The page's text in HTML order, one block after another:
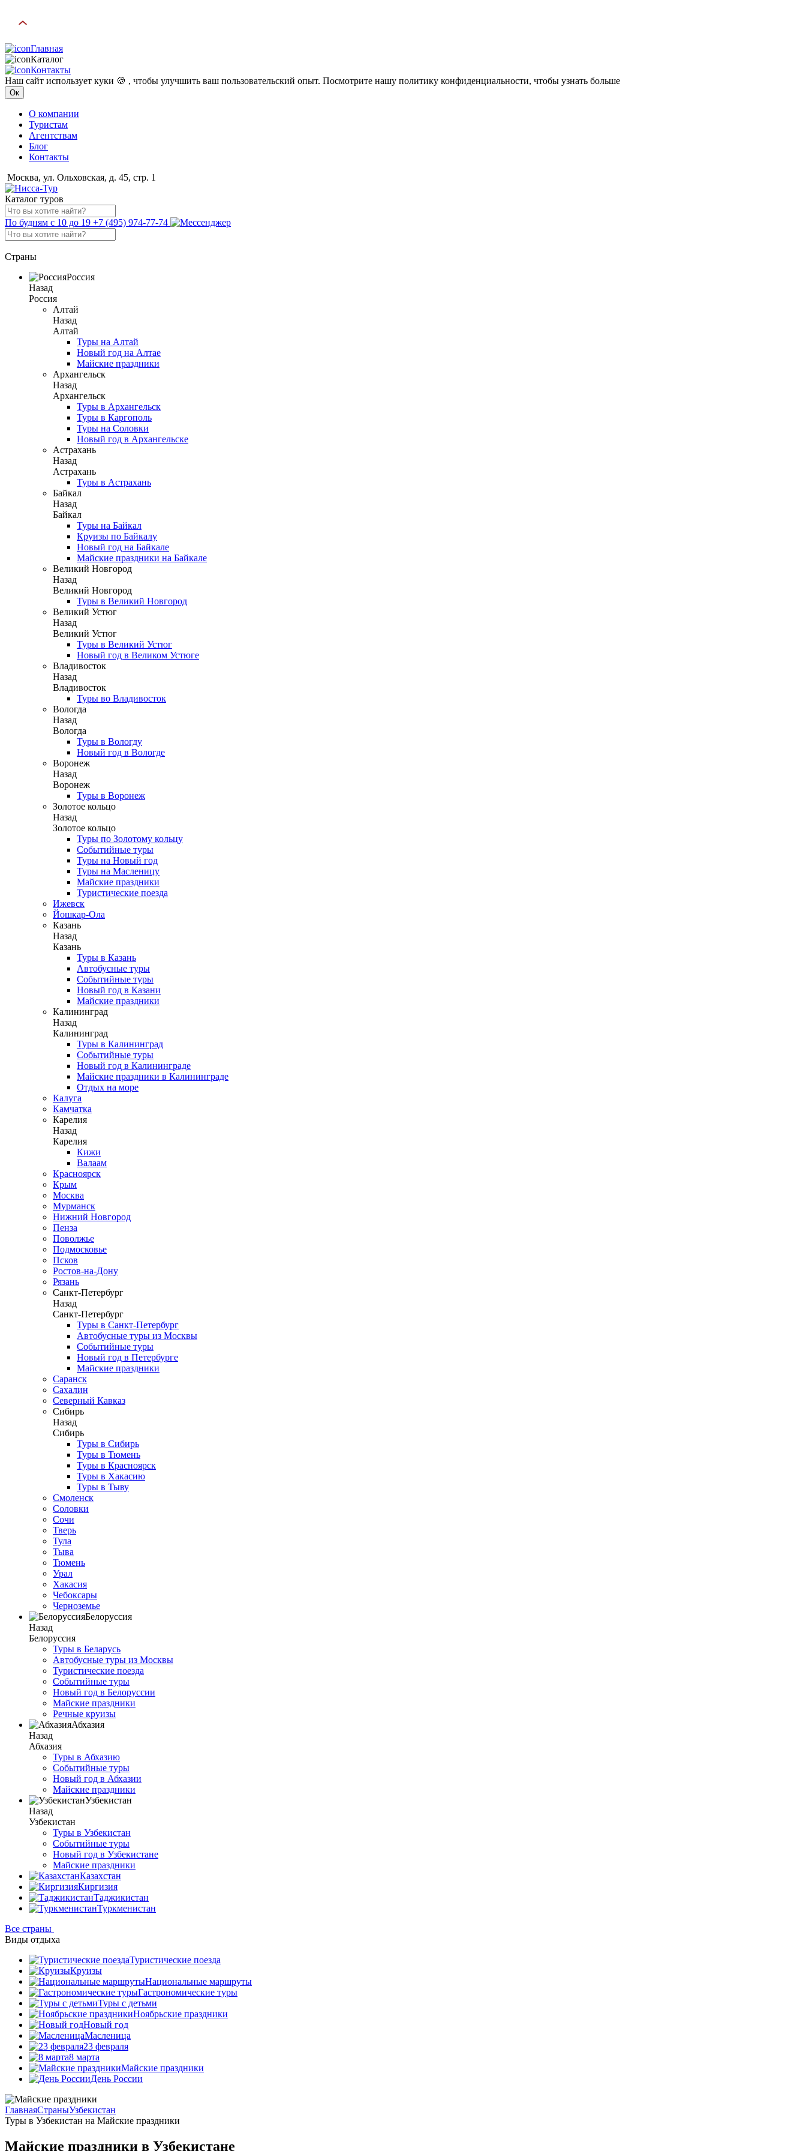
Главная
Каталог
Контакты
Наш сайт использует куки 🍪 , чтобы улучшить ваш пользовательский опыт. Посмотрите нашу политику конфиденциальности, чтобы узнать больше
Ок
О компании
Туристам
Агентствам
Блог
Контакты
Москва, ул. Ольховская, д. 45, стр. 1
Каталог туров
По будням с 10 до 19 +7 (495) 974-77-74
Страны
Россия
Назад
Россия
Алтай
Назад
Алтай
Туры на Алтай
Новый год на Алтае
Майские праздники
Архангельск
Назад
Архангельск
Туры в Архангельск
Туры в Каргополь
Туры на Соловки
Новый год в Архангельске
Астрахань
Назад
Астрахань
Туры в Астрахань
Байкал
Назад
Байкал
Туры на Байкал
Круизы по Байкалу
Новый год на Байкале
Майские праздники на Байкале
Великий Новгород
Назад
Великий Новгород
Туры в Великий Новгород
Великий Устюг
Назад
Великий Устюг
Туры в Великий Устюг
Новый год в Великом Устюге
Владивосток
Назад
Владивосток
Туры во Владивосток
Вологда
Назад
Вологда
Туры в Вологду
Новый год в Вологде
Воронеж
Назад
Воронеж
Туры в Воронеж
Золотое кольцо
Назад
Золотое кольцо
Туры по Золотому кольцу
Событийные туры
Туры на Новый год
Туры на Масленицу
Майские праздники
Туристические поезда
Ижевск
Йошкар-Ола
Казань
Назад
Казань
Туры в Казань
Автобусные туры
Событийные туры
Новый год в Казани
Майские праздники
Калининград
Назад
Калининград
Туры в Калининград
Событийные туры
Новый год в Калининграде
Майские праздники в Калининграде
Отдых на море
Калуга
Камчатка
Карелия
Назад
Карелия
Кижи
Валаам
Красноярск
Крым
Москва
Мурманск
Нижний Новгород
Пенза
Поволжье
Подмосковье
Псков
Ростов-на-Дону
Рязань
Санкт-Петербург
Назад
Санкт-Петербург
Туры в Санкт-Петербург
Автобусные туры из Москвы
Событийные туры
Новый год в Петербурге
Майские праздники
Саранск
Сахалин
Северный Кавказ
Сибирь
Назад
Сибирь
Туры в Сибирь
Туры в Тюмень
Туры в Красноярск
Туры в Хакасию
Туры в Тыву
Смоленск
Соловки
Сочи
Тверь
Тула
Тыва
Тюмень
Урал
Хакасия
Чебоксары
Черноземье
Белоруссия
Назад
Белоруссия
Туры в Беларусь
Автобусные туры из Москвы
Туристические поезда
Событийные туры
Новый год в Белоруссии
Майские праздники
Речные круизы
Абхазия
Назад
Абхазия
Туры в Абхазию
Событийные туры
Новый год в Абхазии
Майские праздники
Узбекистан
Назад
Узбекистан
Туры в Узбекистан
Событийные туры
Новый год в Узбекистане
Майские праздники
Казахстан
Киргизия
Таджикистан
Туркменистан
Все страны
Виды отдыха
Туристические поезда
Круизы
Национальные маршруты
Гастрономические туры
Туры с детьми
Ноябрьские праздники
Новый год
Масленица
23 февраля
8 марта
Майские праздники
День России
ГлавнаяСтраныУзбекистан
Туры в Узбекистан на Майские праздники
Майские праздники в Узбекистане